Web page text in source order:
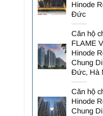
Hinode
Đức
Căn hộ
FLAME
Hinode
Chung
Đức, Hà
Căn hộ
Hinode
Chung